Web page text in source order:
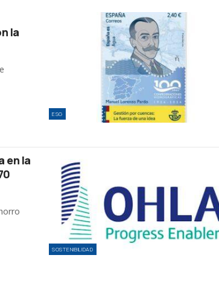
ESG
la
SOSTENIBILIDAD
en la